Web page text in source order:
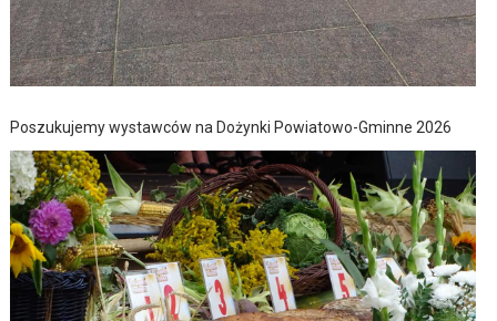
Poszukujemy wystawców na Dożynki Powiatowo-Gminne 2026